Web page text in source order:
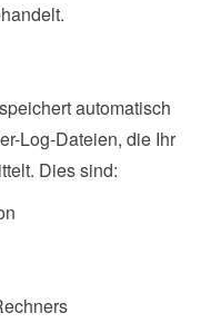
automatisch
Log-Dateien, die Ihr
Dies sind: